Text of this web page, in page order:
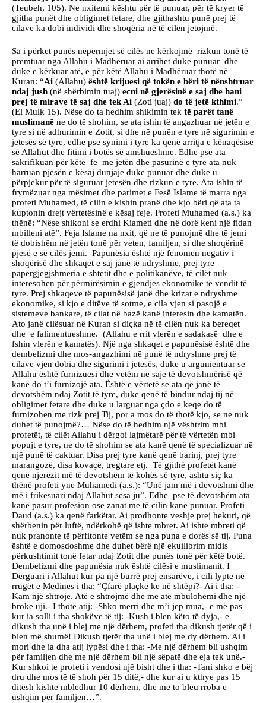
(Teubeh, 105). Ne nxitemi kështu për të punuar, për të kryer të
gjitha punët dhe obligimet fetare, dhe gjithashtu punë prej të
cilave ka dobi individi dhe shoqëria në të cilën jetojmë.
Sa i përket punës nëpërmjet së cilës ne kërkojmë rizkun tonë të
premtuar nga Allahu i Madhëruar ai arrihet duke punuar dhe
duke e kërkuar atë, e për këtë Allahu i Madhëruar thotë në
Kuran: “Ai (Allahu) është krijuesi që tokën e bëri të nënshtruar
ndaj jush (në shërbimin tuaj) ecni në gjerësinë e saj dhe hani
prej të mirave të saj dhe tek Ai (Zoti juaj) do të jetë kthimi.”
(El Mulk 15). Nëse do ta hedhim shikimin tek të parët tanë
muslimanë ne do të shohim, se ata ishin të angazhuar në jetën e
tyre si në adhurimin e Zotit, si dhe në punën e tyre në sigurimin e
jetesës së tyre, edhe pse synimi i tyre ka qenë arritja e kënaqësisë
së Allahut dhe fitimi i botës së amshueshme. Edhe pse ata
sakrifikuan për këtë fe me jetën dhe pasurinë e tyre ata nuk
harruan pjesën e kësaj dunjaje duke punuar dhe duke u
përpjekur për të siguruar jetesën dhe rizkun e tyre. Ata ishin të
frymëzuar nga mësimet dhe parimet e Fesë Islame të marra nga
profeti Muhamed, të cilin e kishin pranë dhe kjo bëri që ata ta
kuptonin drejt vërtetësinë e kësaj feje. Profeti Muhamed (a.s.) ka
thënë: “Nëse shikoni se erdhi Kiameti dhe në dorë keni një fidan
mbilleni atë”. Feja Islame na nxit, që ne të punojmë dhe të jemi
të dobishëm në jetën tonë për veten, familjen, si dhe shoqërinë
pjesë e së cilës jemi. Papunësia është një fenomen negativ i
shoqërisë dhe shkaqet e saj janë të ndryshme, prej tyre
papërgjegjshmeria e shtetit dhe e politikanëve, të cilët nuk
interesohen për përmirësimin e gjendjes ekonomike të vendit të
tyre. Prej shkaqeve të papunësisë janë dhe krizat e ndryshme
ekonomike, si kjo e ditëve të sotme, e cila vjen si pasojë e
sistemeve bankare, të cilat në bazë kanë interesin dhe kamatën.
Ato janë cilësuar në Kuran si diçka në të cilën nuk ka bereqet
dhe e falimentueshme. (Allahu e rrit vlerën e sadakasë dhe e
fshin vlerën e kamatës). Një nga shkaqet e papunësisë është dhe
dembelizmi dhe mos-angazhimi në punë të ndryshme prej të
cilave vjen dobia dhe sigurimi i jetesës, duke u argumentuar se
Allahu është furnizuesi dhe vetëm në saje të devotshmërisë që
kanë do t’i furnizojë ata. Është e vërtetë se ata që janë të
devotshëm ndaj Zotit të tyre, duke qenë të bindur ndaj tij në
obligimet fetare dhe duke u larguar nga çdo e keqe do të
furnizohen me rizk prej Tij, por a mos do të thotë kjo, se ne nuk
duhet të punojmë?… Nëse do të hedhim një vështrim mbi
profetët, të cilët Allahu i dërgoi lajmëtarë për të vërtetën mbi
popujt e tyre, ne do të shohim se ata kanë qenë të specializuar në
një punë të caktuar. Disa prej tyre kanë qenë barinj, prej tyre
marangozë, disa kovaçë, tregtare etj. Të gjithë profetët kanë
qenë njerëzit më të devotshëm të kohës së tyre, ashtu siç ka
thënë profeti yne Muhamedi (a.s.): “Unë jam më i devotshmi dhe
më i frikësuari ndaj Allahut sesa ju”. Edhe pse të devotshëm ata
kanë pasur profesion ose zanat me të cilin kanë punuar. Profeti
Daud (a.s.) ka qenë farkëtar. Ai prodhonte veshje prej hekuri, që
shërbenin për luftë, ndërkohë që ishte mbret. Ai ishte mbreti që
nuk pranonte të përfitonte vetëm se nga puna e dorës së tij. Puna
është e domosdoshme dhe duhet bërë një ekuilibrim midis
përkushtimit tonë fetar ndaj Zotit dhe punës tonë për këtë botë.
Dembelizmi dhe papunësia nuk është cilësi e muslimanit. I
Dërguari i Allahut kur pa një burrë prej ensarëve, i cili lypte në
rrugët e Medines i tha: “Çfarë plaçke ke në shtëpi?- Ai i tha: -
Kam një shtroje. Atë e shtrojmë dhe me atë mbulohemi dhe një
broke uji.- I thotë atij: -Shko merri dhe m’i jep mua,- e më pas
kur ia solli i tha shokëve të tij: -Kush i blen këto të dyja,- e
dikush tha unë i blej me një dërhem, profeti tha dikush tjetër që i
blen më shumë! Dikush tjetër tha unë i blej me dy dërhem. Ai i
mori dhe ia dha atij lypësi dhe i tha: -Me një dërhem bli ushqim
për familjen dhe me një dërhem bli një sëpatë dhe eja tek unë.-
Kur shkoi te profeti i vendosi një bisht dhe i tha: -Tani shko e bëj
dru dhe mos të të shoh për 15 ditë,- dhe kur ai u kthye pas 15
ditësh kishte mbledhur 10 dërhem, dhe me to bleu rroba e
ushqim për familjen…”.